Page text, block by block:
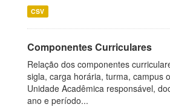
CSV
Componentes Curriculares
Relação dos componentes
sigla, carga horária, turma, campus
Unidade Acadêmica responsável,
ano e período...